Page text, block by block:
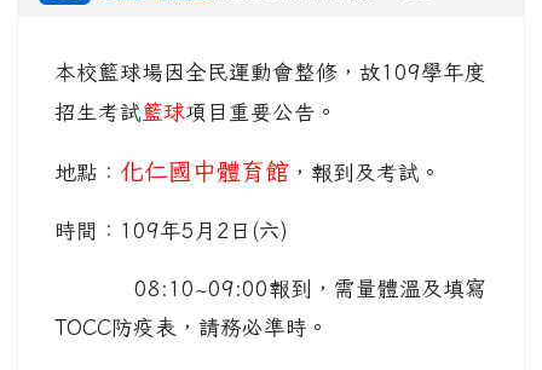
本校籃球場因全民運動會整修，故109學年度
招生考試籃球項目重要公告。
地點： 化仁國中體育館 ，報到及考試。
時間：109年5月2日(六)
08:10~09:00報到，需量體溫及填寫
TOCC防疫表，請務必準時。